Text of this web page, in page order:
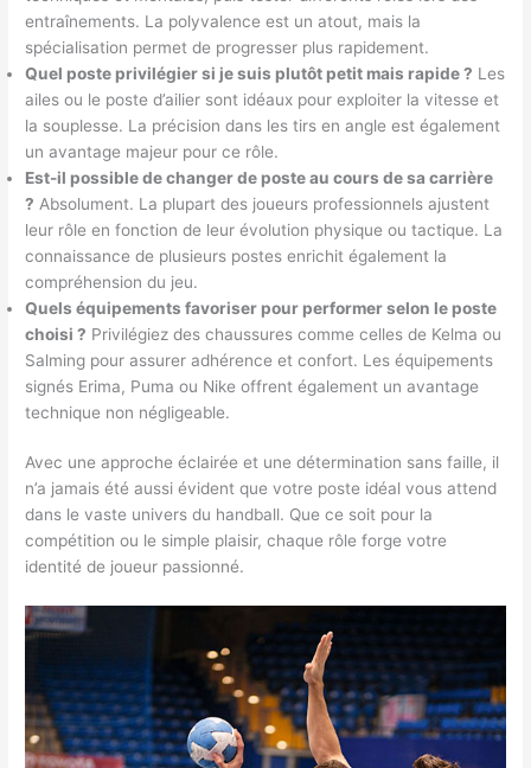
entraînements. La polyvalence est un atout, mais la
spécialisation permet de progresser plus rapidement.
Quel poste privilégier si je suis plutôt petit mais rapide ? Les
ailes ou le poste d’ailier sont idéaux pour exploiter la vitesse et
la souplesse. La précision dans les tirs en angle est également
un avantage majeur pour ce rôle.
Est-il possible de changer de poste au cours de sa carrière
? Absolument. La plupart des joueurs professionnels ajustent
leur rôle en fonction de leur évolution physique ou tactique. La
connaissance de plusieurs postes enrichit également la
compréhension du jeu.
Quels équipements favoriser pour performer selon le poste
choisi ? Privilégiez des chaussures comme celles de Kelma ou
Salming pour assurer adhérence et confort. Les équipements
signés Erima, Puma ou Nike offrent également un avantage
technique non négligeable.
Avec une approche éclairée et une détermination sans faille, il
n’a jamais été aussi évident que votre poste idéal vous attend
dans le vaste univers du handball. Que ce soit pour la
compétition ou le simple plaisir, chaque rôle forge votre
identité de joueur passionné.